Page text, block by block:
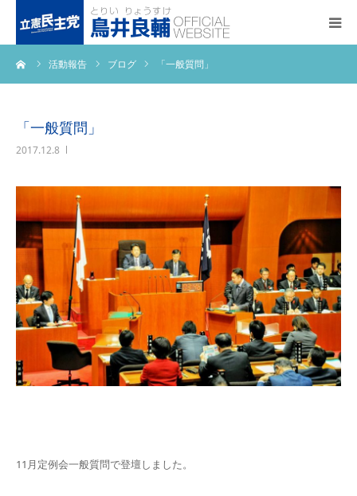
活動報告 ブログ 「一般質問」
「一般質問」
2017.12.8
11月定例会一般質問で登壇しました。
トップページ
プロフィール
事務所アクセス
活動報告